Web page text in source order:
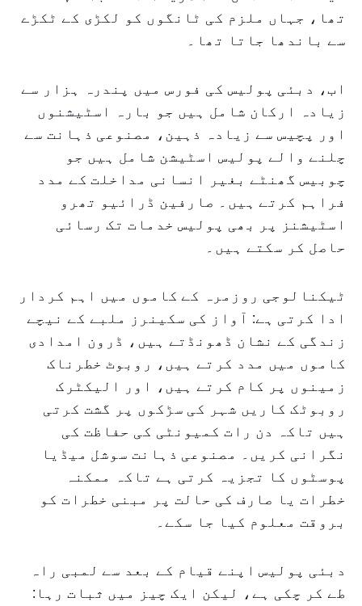
تھا، جہاں ملزم کی ٹانگوں کو لکڑی کے ٹکڑے
سے باندھا جاتا تھا۔
اب، دبئی پولیس کی فورس میں پندرہ ہزار سے
زیادہ ارکان شامل ہیں جو بارہ اسٹیشنوں
اور پچیس سے زیادہ ذہین، مصنوعی ذہانت سے
چلنے والے پولیس اسٹیشن شامل ہیں جو
چوبیس گھنٹے بغیر انسانی مداخلت کے مدد
فراہم کرتے ہیں۔ صارفین ڈرائیو تھرو
اسٹیشنز پر بھی پولیس خدمات تک رسائی
حاصل کر سکتے ہیں۔
ٹیکنالوجی روزمرہ کے کاموں میں اہم کردار
ادا کرتی ہے: آواز کی سکینرز ملبے کے نیچے
زندگی کے نشان ڈھونڈتے ہیں، ڈرون امدادی
کاموں میں مدد کرتے ہیں، روبوٹ خطرناک
زمینوں پر کام کرتے ہیں، اور الیکٹرک
روبوٹک کاریں شہر کی سڑکوں پر گشت کرتی
ہیں تاکہ دن رات کمیونٹی کی حفاظت کی
نگرانی کریں۔ مصنوعی ذہانت سوشل میڈیا
پوسٹوں کا تجزیہ کرتی ہے تاکہ ممکنہ
خطرات یا صارف کی حالت پر مبنی خطرات کو
بروقت معلوم کیا جا سکے۔
دبئی پولیس اپنے قیام کے بعد سے لمبی راہ
طے کر چکی ہے، لیکن ایک چیز میں ثبات رہا: